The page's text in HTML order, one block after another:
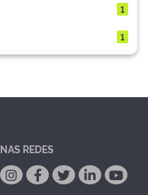
1
1
NAS REDES